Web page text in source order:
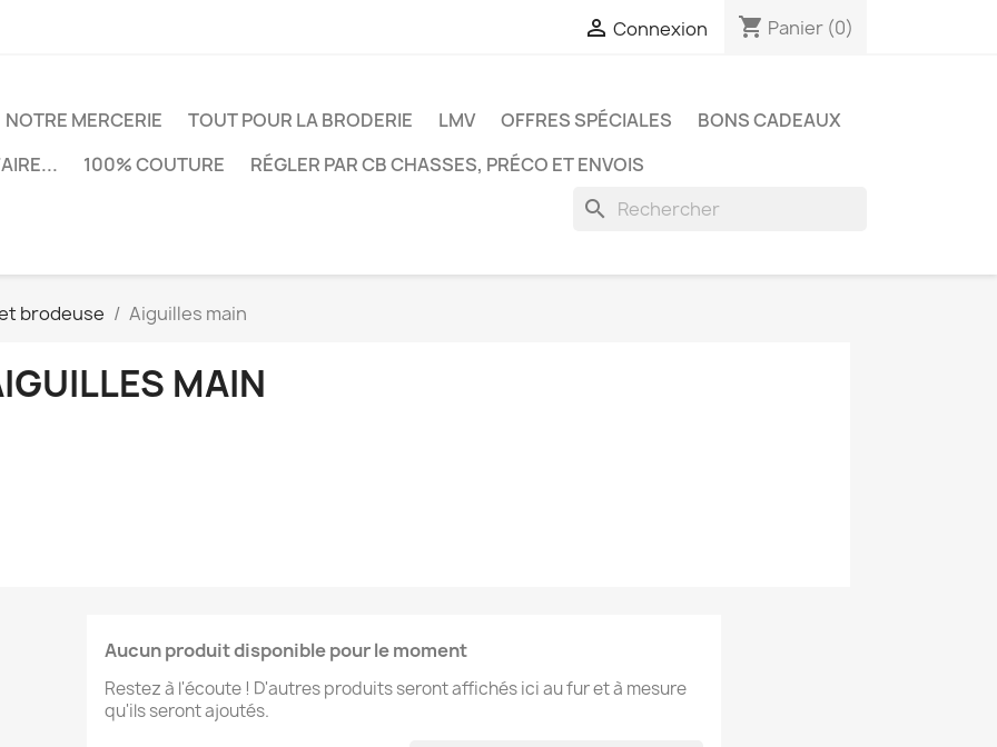
 Connexion shopping_cart Panier (0)
NOTRE MERCERIE TOUT POUR LA BRODERIE LMV OFFRES SPÉCIALES
BONS CADEAUX
100% COUTURE RÉGLER PAR CB CHASSES, PRÉCO ET ENVOIS
search
brodeuse Aiguilles main
MAIN
Aucun produit disponible pour le moment
Restez à l'écoute ! D'autres produits seront affichés ici au fur et à mesure
qu'ils seront ajoutés.